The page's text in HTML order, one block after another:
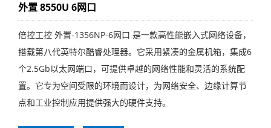
外置 8550U 6网口
倍控工控 外置-1356NP-6网口 是一款高性能嵌入式网络设备，
搭载第八代英特尔酷睿处理器。它采用紧凑的金属机箱，集成6
个2.5Gb以太网端口，可提供卓越的网络性能和灵活的系统配
置。它专为空间受限的环境而设计，为网络安全、边缘计算节
点和工业控制应用提供强大的硬件支持。